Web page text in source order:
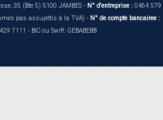
35 (Bte 5) 5100 JAMBES - N° d'entreprise :0464 579
pas assujettis à la TVA) -N° de compte bancairee :
7111 - BIC ou Swift: GEBABEBB